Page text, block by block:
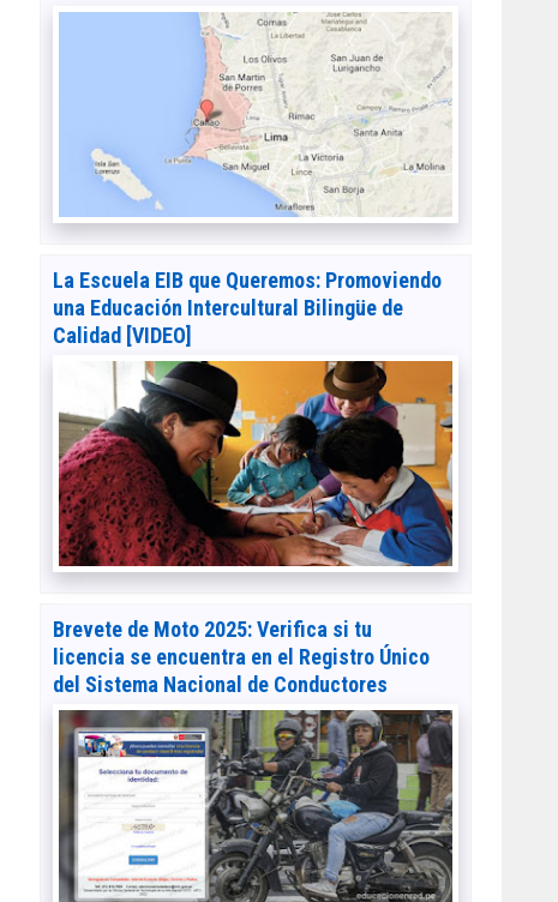
La Escuela EIB que Queremos: Promoviendo
una Educación Intercultural Bilingüe de
Calidad [VIDEO]
Brevete de Moto 2025: Verifica si tu
licencia se encuentra en el Registro Único
del Sistema Nacional de Conductores